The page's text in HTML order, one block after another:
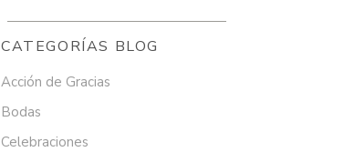
CATEGORÍAS BLOG
Acción de Gracias
Bodas
Celebraciones